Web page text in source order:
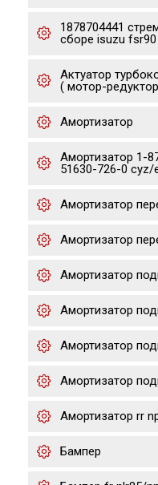
1878704441
сборе isuzu fsr90
Актуатор
( мотор-
Амортизатор
Амортизатор 1-
51630-726-0
Амортизатор
Амортизатор
Амортизатор
Амортизатор
Амортизатор
Амортизатор
Амортизатор rr
Бампер